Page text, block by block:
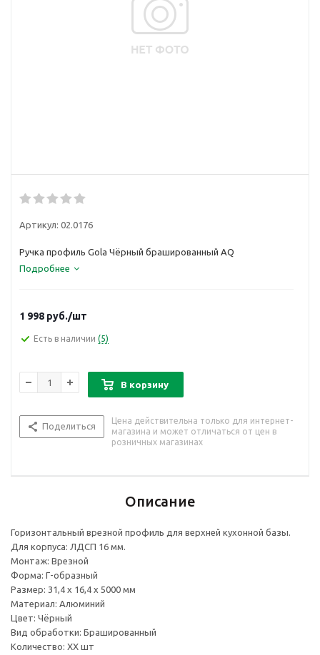
Артикул: 02.0176
Ручка профиль Gola Чёрный брашированный AQ
Подробнее
1 998 руб./шт
Есть в наличии (5)
В корзину
Поделиться
Цена действительна только для интернет-
магазина и может отличаться от цен в
розничных магазинах
Описание
Горизонтальный врезной профиль для верхней кухонной базы.
Для корпуса: ЛДСП 16 мм.
Монтаж: Врезной
Форма: Г-образный
Размер: 31,4 х 16,4 х 5000 мм
Материал: Алюминий
Цвет: Чёрный
Вид обработки: Брашированный
Количество: ХХ шт